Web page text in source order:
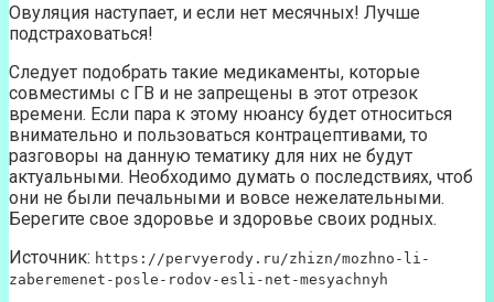
Овуляция наступает, и если нет месячных! Лучше
подстраховаться!
Следует подобрать такие медикаменты, которые
совместимы с ГВ и не запрещены в этот отрезок
времени. Если пара к этому нюансу будет относиться
внимательно и пользоваться контрацептивами, то
разговоры на данную тематику для них не будут
актуальными. Необходимо думать о последствиях, чтоб
они не были печальными и вовсе нежелательными.
Берегите свое здоровье и здоровье своих родных.
Источник: https://pervyerody.ru/zhizn/mozhno-li-
zaberemenet-posle-rodov-esli-net-mesyachnyh